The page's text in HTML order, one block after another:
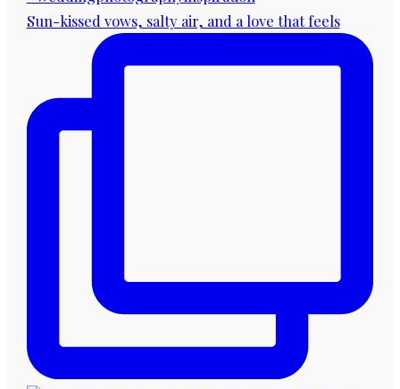
Sun-kissed vows, salty air, and a love that feels